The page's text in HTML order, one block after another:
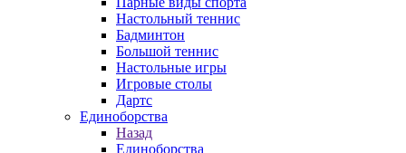
Настольный теннис
Бадминтон
Большой теннис
Настольные игры
Игровые столы
Дартс
Единоборства
Назад
Единоборства